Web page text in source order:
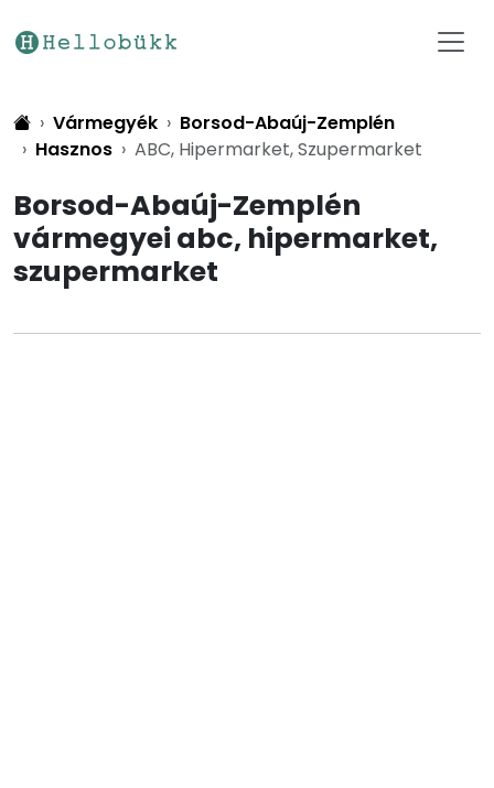
Vármegyék
Borsod-Abaúj-Zemplén
Hasznos
ABC, Hipermarket, Szupermarket
Borsod-Abaúj-Zemplén
vármegyei abc, hipermarket,
szupermarket